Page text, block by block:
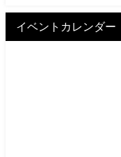
イベントカレンダー